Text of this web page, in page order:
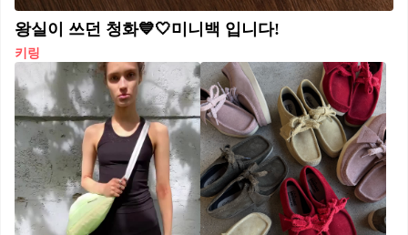
왕실이 쓰던 청화💙🤍미니백 입니다!
키링